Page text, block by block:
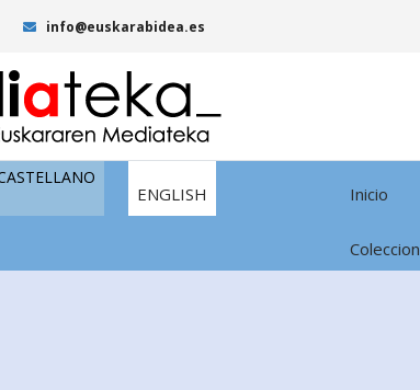
info@euskarabidea.es
ENGLISH Inicio